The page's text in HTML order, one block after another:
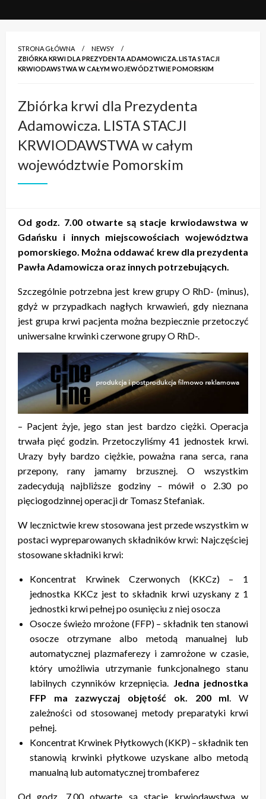
STRONA GŁÓWNA
NEWSY
ZBIÓRKA KRWI DLA PREZYDENTA ADAMOWICZA. LISTA STACJI
KRWIODAWSTWA W CAŁYM WOJEWÓDZTWIE POMORSKIM
Zbiórka krwi dla Prezydenta
Adamowicza. LISTA STACJI
KRWIODAWSTWA w całym
województwie Pomorskim
Od godz. 7.00 otwarte są stacje krwiodawstwa w
Gdańsku i innych miejscowościach województwa
pomorskiego. Można oddawać krew dla prezydenta
Pawła Adamowicza oraz innych potrzebujących.
Szczególnie potrzebna jest krew grupy O RhD- (minus),
gdyż w przypadkach nagłych krwawień, gdy nieznana
jest grupa krwi pacjenta można bezpiecznie przetoczyć
uniwersalne krwinki czerwone grupy O RhD-.
– Pacjent żyje, jego stan jest bardzo ciężki. Operacja
trwała pięć godzin. Przetoczyliśmy 41 jednostek krwi.
Urazy były bardzo ciężkie, poważna rana serca, rana
przepony, rany jamamy brzusznej. O wszystkim
zadecydują najbliższe godziny – mówił o 2.30 po
pięciogodzinnej operacji dr Tomasz Stefaniak.
W lecznictwie krew stosowana jest przede wszystkim w
postaci wypreparowanych składników krwi: Najczęściej
stosowane składniki krwi:
Koncentrat Krwinek Czerwonych (KKCz) – 1
jednostka KKCz jest to składnik krwi uzyskany z 1
jednostki krwi pełnej po osunięciu z niej osocza
Osocze świeżo mrożone (FFP) – składnik ten stanowi
osocze otrzymane albo metodą manualnej lub
automatycznej plazmaferezy i zamrożone w czasie,
który umożliwia utrzymanie funkcjonalnego stanu
labilnych czynników krzepnięcia. Jedna jednostka
FFP ma zazwyczaj objętość ok. 200 ml. W
zależności od stosowanej metody preparatyki krwi
pełnej.
Koncentrat Krwinek Płytkowych (KKP) – składnik ten
stanowią krwinki płytkowe uzyskane albo metodą
manualną lub automatycznej trombaferez
Od godz. 7.00 otwarte są stacje krwiodawstwa w